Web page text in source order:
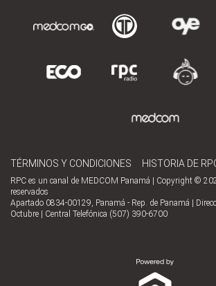
TÉRMINOS Y CONDICIONES HISTORIA DE
RPC es un canal de MEDCOM Panamá | Copyright ©
reservados
Apartado 0834-00129, Panamá - Rep. de Panamá |
Octubre | Central Telefónica (507) 390-6700